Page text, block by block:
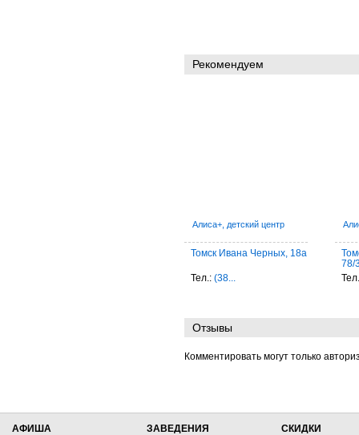
Рекомендуем
Алиса+, детский центр
Томск Ивана Черных, 18а
Тел.: (38...
78/
Отзывы
Комментировать могут только
АФИША ЗАВЕДЕНИЯ СКИДКИ